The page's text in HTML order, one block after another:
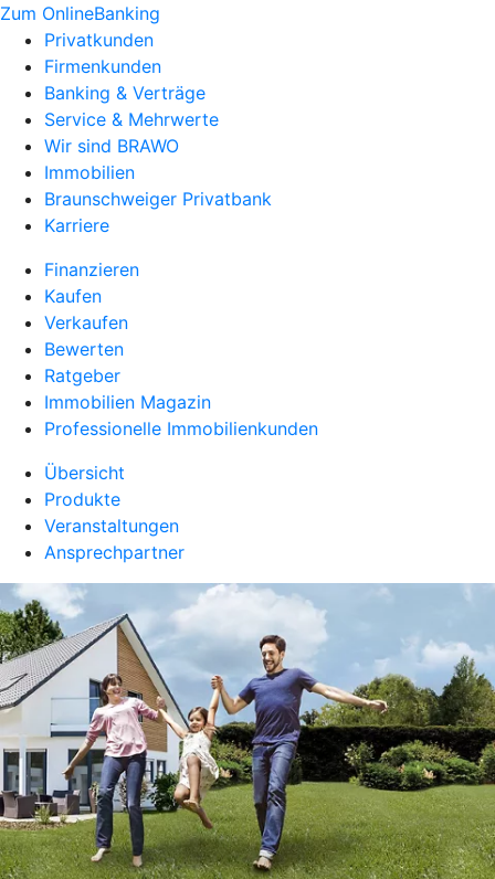
Zum OnlineBanking
Privatkunden
Firmenkunden
Banking & Verträge
Service & Mehrwerte
Wir sind BRAWO
Immobilien
Braunschweiger Privatbank
Karriere
Finanzieren
Kaufen
Verkaufen
Bewerten
Ratgeber
Immobilien Magazin
Professionelle Immobilienkunden
Übersicht
Produkte
Veranstaltungen
Ansprechpartner